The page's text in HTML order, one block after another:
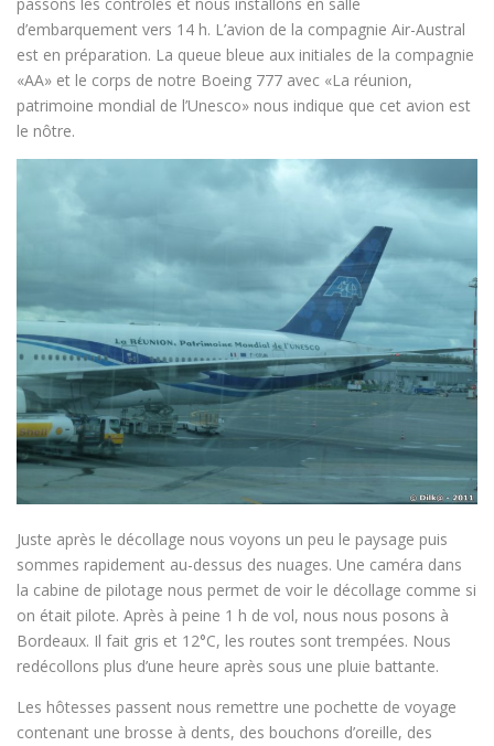
d’embarquement vers 14 h. L’avion de la compagnie Air-Austral
est en préparation. La queue bleue aux initiales de la compagnie
«AA» et le corps de notre Boeing 777 avec «La réunion,
patrimoine mondial de l’Unesco» nous indique que cet avion est
le nôtre.
Juste après le décollage nous voyons un peu le paysage puis
sommes rapidement au-dessus des nuages. Une caméra dans
la cabine de pilotage nous permet de voir le décollage comme si
on était pilote. Après à peine 1 h de vol, nous nous posons à
Bordeaux. Il fait gris et 12°C, les routes sont trempées. Nous
redécollons plus d’une heure après sous une pluie battante.
Les hôtesses passent nous remettre une pochette de voyage
contenant une brosse à dents, des bouchons d’oreille, des